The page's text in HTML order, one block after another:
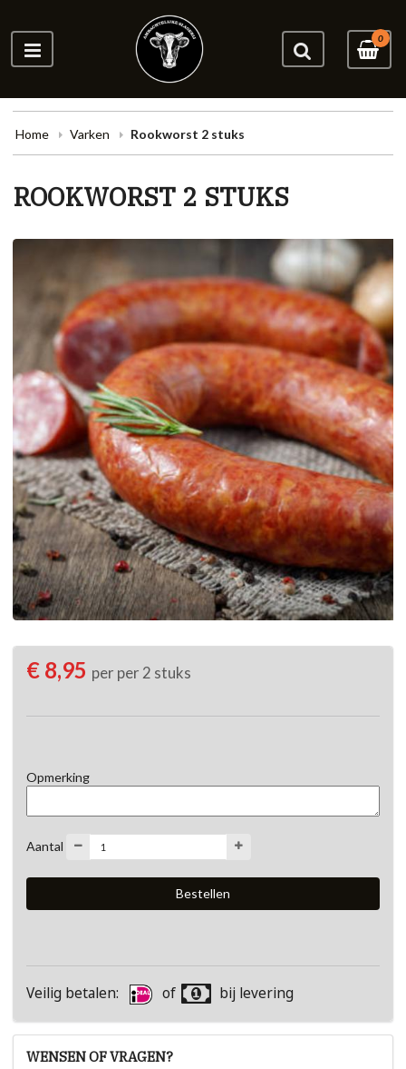
0
Home Varken Rookworst 2 stuks
ROOKWORST 2 STUKS
€ 8,95 per per 2 stuks
Opmerking
Aantal
Veilig betalen: of bij levering
WENSEN OF VRAGEN?